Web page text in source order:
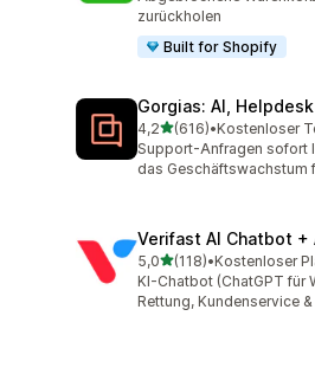
zurückholen
Built for Shopify
Gorgias: AI,
4,2von 5 Sternen
(616)
616 Rezensionen
•Kostenloser
Support-Anfragen sofort
das Geschäftswachstum
Verifast AI Chatbot +
5,0von 5 Sternen
(118)
118 Rezensionen
•Kostenloser
KI-Chatbot (ChatGPT für
Rettung, Kundenservice &